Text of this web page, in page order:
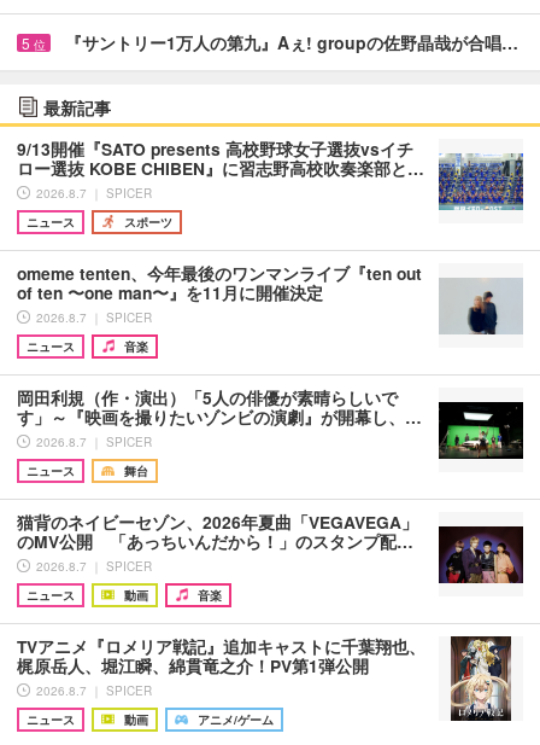
5 位 『サントリー1万人の第九』Aぇ! groupの佐野晶哉が合唱…
最新記事
9/13開催『SATO presents 高校野球女子選抜vsイチ
ロー選抜 KOBE CHIBEN』に習志野高校吹奏楽部と…
2026.8.7 ｜ SPICER
ニュース
スポーツ
omeme tenten、今年最後のワンマンライブ『ten out
of ten 〜one man〜』を11月に開催決定
2026.8.7 ｜ SPICER
ニュース
音楽
岡田利規（作・演出）「5人の俳優が素晴らしいで
す」～『映画を撮りたいゾンビの演劇』が開幕し、…
2026.8.7 ｜ SPICER
ニュース
舞台
猫背のネイビーセゾン、2026年夏曲「VEGAVEGA」
のMV公開 「あっちいんだから！」のスタンプ配…
2026.8.7 ｜ SPICER
ニュース
動画 音楽
TVアニメ『ロメリア戦記』追加キャストに千葉翔也、
梶原岳人、堀江瞬、綿貫竜之介！PV第1弾公開
2026.8.7 ｜ SPICER
ニュース
動画 アニメ/ゲーム